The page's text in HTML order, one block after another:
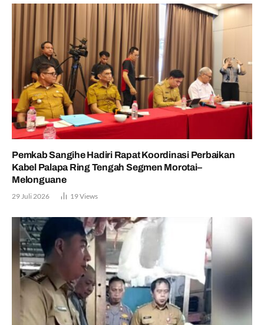
Pemkab Sangihe Hadiri Rapat Koordinasi Perbaikan
Kabel Palapa Ring Tengah Segmen Morotai–
Melonguane
29 Juli 2026 19Views